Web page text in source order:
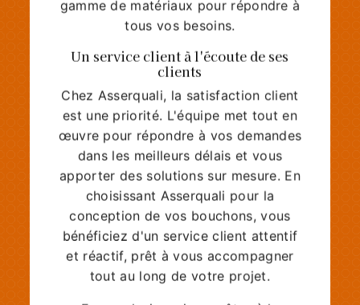
gamme de matériaux pour répondre à
tous vos besoins.
Un service client à l'écoute de ses
clients
Chez Asserquali, la satisfaction client
est une priorité. L'équipe met tout en
œuvre pour répondre à vos demandes
dans les meilleurs délais et vous
apporter des solutions sur mesure. En
choisissant Asserquali pour la
conception de vos bouchons, vous
bénéficiez d'un service client attentif
et réactif, prêt à vous accompagner
tout au long de votre projet.